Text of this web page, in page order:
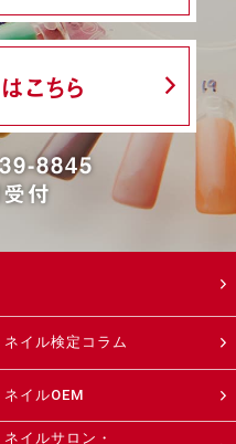
こちら
8845
付
ネイル検定コラム
ネイルOEM
ネイルサロン・